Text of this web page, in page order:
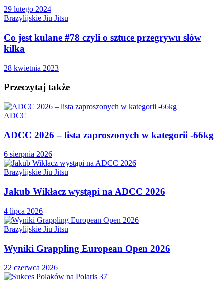
29 lutego 2024
Brazylijskie Jiu Jitsu
Co jest kulane #78 czyli o sztuce przegrywu słów
kilka
28 kwietnia 2023
Przeczytaj także
ADCC
ADCC 2026 – lista zaproszonych w kategorii -66kg
6 sierpnia 2026
Brazylijskie Jiu Jitsu
Jakub Wikłacz wystąpi na ADCC 2026
4 lipca 2026
Brazylijskie Jiu Jitsu
Wyniki Grappling European Open 2026
22 czerwca 2026